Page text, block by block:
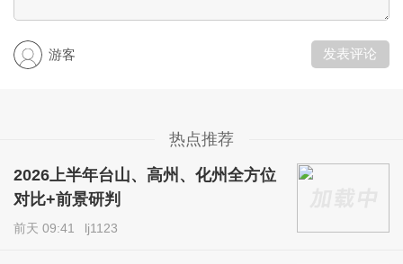
游客 发表评论
热点推荐
2026上半年台山、高州、化州全方位
对比+前景研判
前天 09:41 lj1123